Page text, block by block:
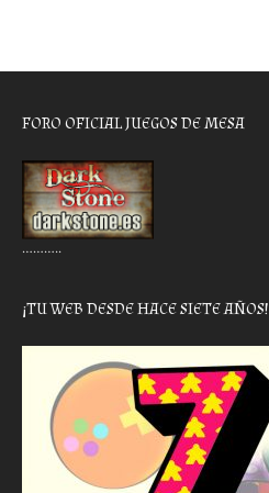
FORO OFICIAL JUEGOS DE MESA
………..
¡TU WEB DESDE HACE SIETE AÑOS!